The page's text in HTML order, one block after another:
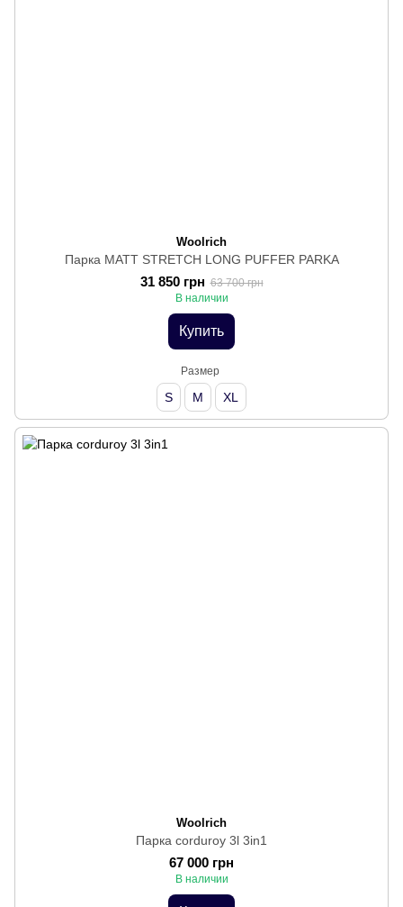
Woolrich
Парка MATT STRETCH LONG PUFFER PARKA
31 850 грн 63 700 грн
В наличии
Купить
Размер
S M XL
Woolrich
Парка corduroy 3l 3in1
67 000 грн
В наличии